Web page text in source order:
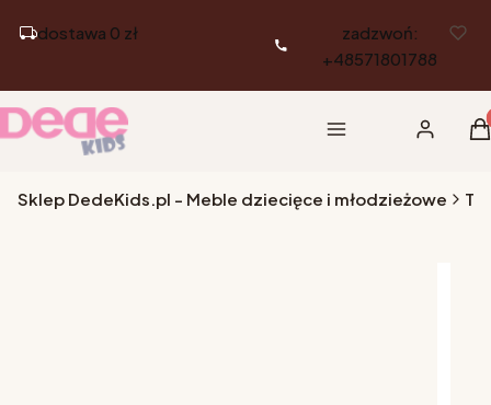
dostawa 0 zł
zadzwoń:
+48571801788
Menu Zaloguj się
Sklep DedeKids.pl - Meble dziecięce i młodzieżowe